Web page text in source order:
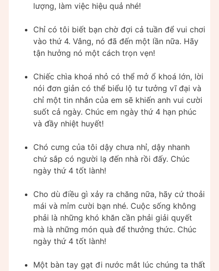
lượng, làm việc hiệu quả nhé!
Chỉ có tôi biết bạn chờ đợi cả tuần để vui chơi
vào thứ 4. Vâng, nó đã đến một lần nữa. Hãy
tận hưởng nó một cách trọn vẹn!
Chiếc chìa khoá nhỏ có thể mở ổ khoá lớn, lời
nói đơn giản có thể biểu lộ tư tưởng vĩ đại và
chỉ một tin nhắn của em sẽ khiến anh vui cười
suốt cả ngày. Chúc em ngày thứ 4 hạn phúc
và đầy nhiệt huyết!
Chó cưng của tôi dậy chưa nhỉ, dậy nhanh
chứ sắp có người lạ đến nhà rồi đấy. Chúc
ngày thứ 4 tốt lành!
Cho dù điều gì xảy ra chăng nữa, hãy cứ thoải
mái và mỉm cười bạn nhé. Cuộc sống không
phải là những khó khăn cần phải giải quyết
mà là những món quà để thưởng thức. Chúc
ngày thứ 4 tốt lành!
Một bàn tay gạt đi nước mắt lúc chúng ta thất